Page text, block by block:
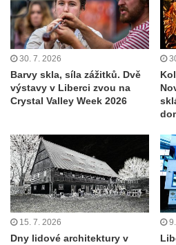
30. 7. 2026
Barvy skla, síla zážitků. Dvě
výstavy v Liberci zvou na
Crystal Valley Week 2026
15. 7. 2026
Dny lidové architektury v